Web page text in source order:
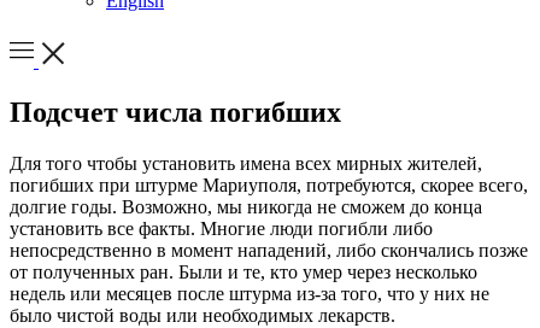
Подсчет числа погибших
Для того чтобы установить имена всех мирных жителей,
погибших при штурме Мариуполя, потребуются, скорее всего,
долгие годы. Возможно, мы никогда не сможем до конца
установить все факты. Многие люди погибли либо
непосредственно в момент нападений, либо скончались позже
от полученных ран. Были и те, кто умер через несколько
недель или месяцев после штурма из-за того, что у них не
было чистой воды или необходимых лекарств.